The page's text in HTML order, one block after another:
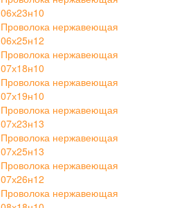
06х23н10
Проволока нержавеющая
06х25н12
Проволока нержавеющая
07х18н10
Проволока нержавеющая
07х19н10
Проволока нержавеющая
07х23н13
Проволока нержавеющая
07х25н13
Проволока нержавеющая
07х26н12
Проволока нержавеющая